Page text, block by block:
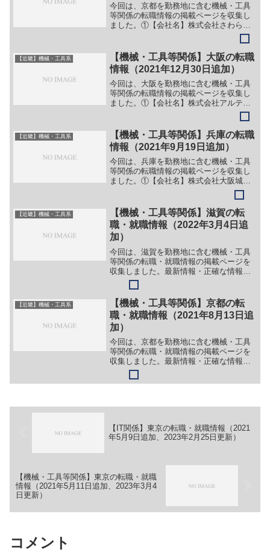
今回は、京都を勤務地に含む機械・工具
等関係の転職情報の掲載ページを収集し
ました。①【会社名】株式会社さわらぎ
【職務】（１）樹脂製品（２）機械加
工・組立・検査（３）ケース組立【勤務
地】京都府久世郡久御山町野村村東94番
地1等【詳細】転職・就職...
【近畿】機械・工具系
【機械・工具等関係】大阪の転職
情報（2021年12月30日追加）
今回は、大阪を勤務地に含む機械・工具
等関係の転職情報の掲載ページを収集し
ました。①【会社名】株式会社アルテク
ス【職務】（１）機械設計（２）電気設
計（ハード、ソフト）（３）回路設計
（アナログ、デジタル、LSI）（４）ソフ
ト開発・設計（制御、ア...
【近畿】機械・工具系
【機械・工具等関係】兵庫の転職
情報（2021年9月19日追加）
今回は、兵庫を勤務地に含む機械・工具
等関係の転職情報の掲載ページを収集し
ました。①【会社名】株式会社大阪城口
研究所【職務】（１）給排水衛生設備
（２）空気調和設備（３）消火設備の施
工管理【勤務地】神戸市中央区磯辺通2丁
目2番3号等【詳細】転職...
【近畿】機械・工具系
【機械・工具等関係】滋賀の転
職・就職情報（2022年3月4日追
加）
今回は、滋賀を勤務地に含む機械・工具
等関係の転職・就職情報の掲載ページを
収集しました。最新情報・正確な情報は
企業サイトでご確認ください。①【会社
名】株式会社人機一体【職務】［新卒］
＞＞（１）ロボットエンジニア［キャリ
ア・中途］＞＞（１）機械...
【近畿】機械・工具系
【機械・工具等関係】京都の転
職・就職情報（2021年8月13日追
加）
今回は、京都を勤務地に含む機械・工具
等関係の転職・就職情報の掲載ページを
収集しました。最新情報・正確な情報は
企業サイトでご確認ください。①【会社
名】株式会社アビスト【職務】（１）機
【IT関係】東京の転職・就職情報（2021
年5月9日追加、2023年2月25日更新）
【機械・工具等関係】東京の転職・就職
情報（2021年5月11日追加、2023年3月4
日更新）
コメント